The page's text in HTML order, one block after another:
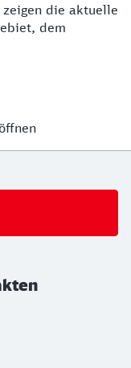
die aktuelle
dem